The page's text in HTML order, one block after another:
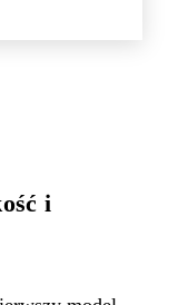
i